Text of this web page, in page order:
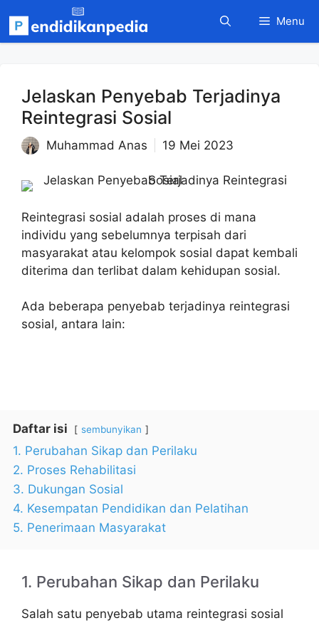
isi
Menu
Jelaskan Penyebab Terjadinya
Reintegrasi Sosial
Muhammad Anas 19 Mei 2023
Reintegrasi sosial adalah proses di mana
individu yang sebelumnya terpisah dari
masyarakat atau kelompok sosial dapat kembali
diterima dan terlibat dalam kehidupan sosial.
Ada beberapa penyebab terjadinya reintegrasi
sosial, antara lain:
Daftar isi sembunyikan
1. Perubahan Sikap dan Perilaku
2. Proses Rehabilitasi
3. Dukungan Sosial
4. Kesempatan Pendidikan dan Pelatihan
5. Penerimaan Masyarakat
1. Perubahan Sikap dan Perilaku
Salah satu penyebab utama reintegrasi sosial